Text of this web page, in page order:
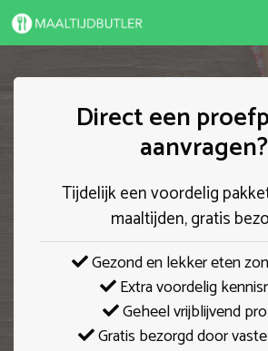
Spring
naar
Direct een
aanvragen?
Tijdelijk een voordelig
maaltijden, gratis
Gezond en lekker eten
Extra voordelig
Geheel vrijblijvend
Gratis bezorgd door